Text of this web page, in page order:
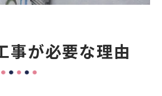
事が必要な理由